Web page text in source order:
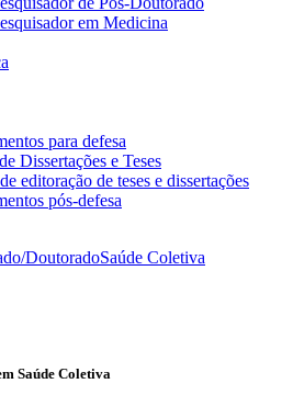
em Medicina
para defesa
Dissertações e Teses
editoração de teses e dissertações
pós-defesa
DoutoradoSaúde Coletiva
Saúde Coletiva